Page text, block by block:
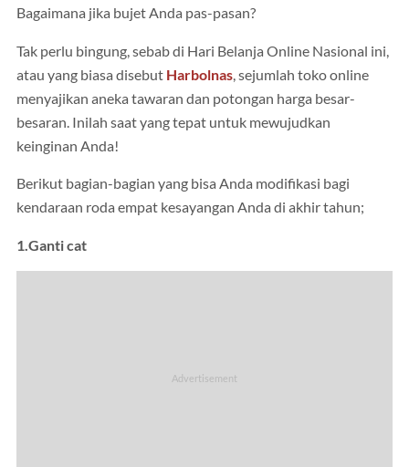
Bagaimana jika bujet Anda pas-pasan?
Tak perlu bingung, sebab di Hari Belanja Online Nasional ini,
atau yang biasa disebut Harbolnas , sejumlah toko online
menyajikan aneka tawaran dan potongan harga besar-
besaran. Inilah saat yang tepat untuk mewujudkan
keinginan Anda!
Berikut bagian-bagian yang bisa Anda modifikasi bagi
kendaraan roda empat kesayangan Anda di akhir tahun;
1.Ganti cat